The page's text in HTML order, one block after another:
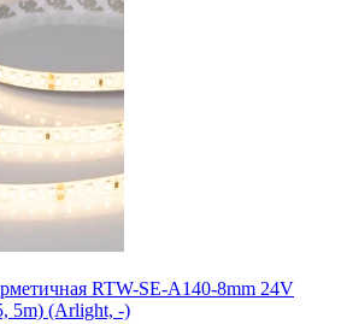
RTW-SE-A140-8mm 24V
5m) (Arlight, -)